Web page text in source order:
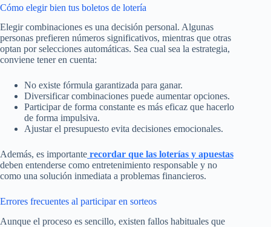
Cómo elegir bien tus boletos de lotería
Elegir combinaciones es una decisión personal. Algunas
personas prefieren números significativos, mientras que otras
optan por selecciones automáticas. Sea cual sea la estrategia,
conviene tener en cuenta:
No existe fórmula garantizada para ganar.
Diversificar combinaciones puede aumentar opciones.
Participar de forma constante es más eficaz que hacerlo
de forma impulsiva.
Ajustar el presupuesto evita decisiones emocionales.
Además, es importante recordar que las loterías y apuestas
deben entenderse como entretenimiento responsable y no
como una solución inmediata a problemas financieros.
Errores frecuentes al participar en sorteos
Aunque el proceso es sencillo, existen fallos habituales que